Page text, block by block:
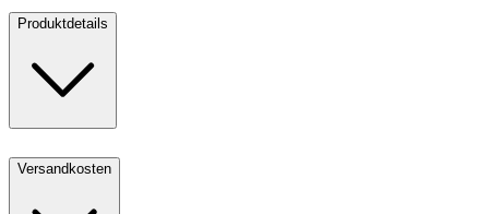
Produktdetails
Versandkosten